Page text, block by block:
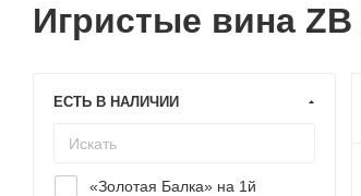
Игристые вина
ЕСТЬ В НАЛИЧИИ
«Золотая Балка» на 1й